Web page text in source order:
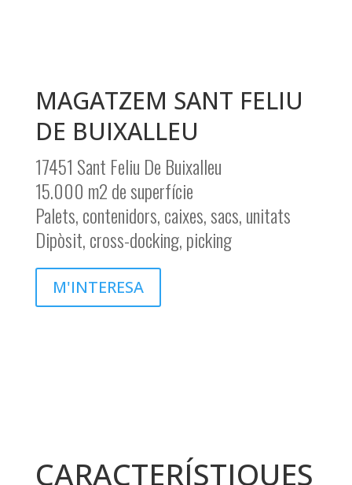
MAGATZEM SANT FELIU
DE BUIXALLEU
17451 Sant Feliu De Buixalleu
15.000 m2 de superfície
Palets, contenidors, caixes, sacs, unitats
Dipòsit, cross-docking, picking
M'INTERESA
CARACTERÍSTIQUES